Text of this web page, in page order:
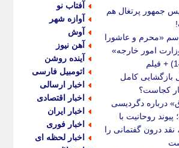
جمهور پرتغال هم
«محرم و عاشورا
وزارت امور خارجه»
بازگشایی کامل
کجاست؟
درباره دگردیسی
روحانیت با
درون گفتمانی را
آفتاب نو
آوازه شهر
آوش
آهن نیوز
آینده روشن
اتومبیل فارسی
اخبار ارسالی
اخبار اقتصادی
اخبار ایران
اخبار فوری
اخبار لحظه ای